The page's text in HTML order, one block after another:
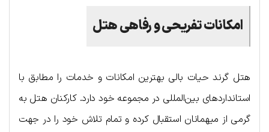
امکانات تفریحی و رفاهی هتل
هتل گرند حیات بالی بهترین امکانات و خدمات را مطابق با
استانداردهای بین‌المللی در مجموعه خود دارد. کارکنان هتل به
گرمی از میهمانان استقبال کرده و تمام تلاش خود را در جهت